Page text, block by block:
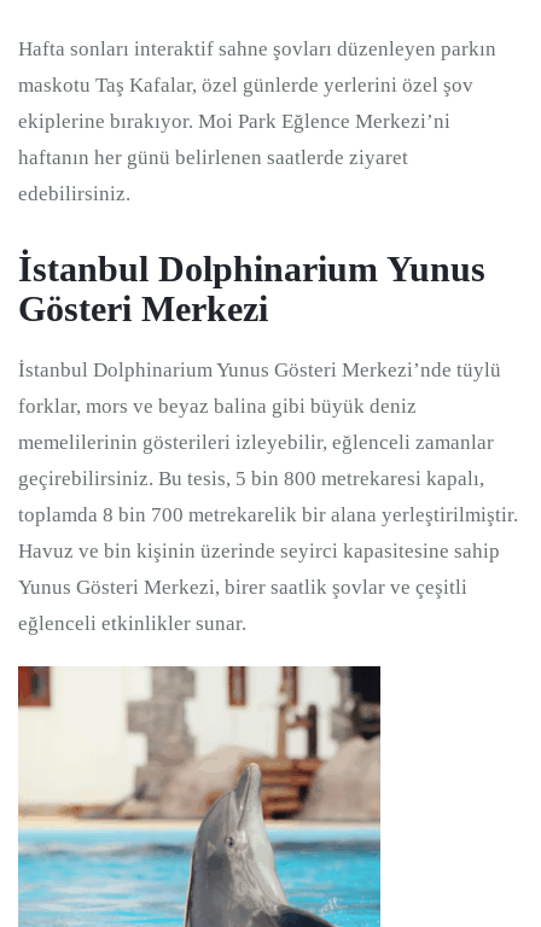
Hafta sonları interaktif sahne şovları düzenleyen parkın
maskotu Taş Kafalar, özel günlerde yerlerini özel şov
ekiplerine bırakıyor. Moi Park Eğlence Merkezi’ni
haftanın her günü belirlenen saatlerde ziyaret
edebilirsiniz.
İstanbul Dolphinarium Yunus
Gösteri Merkezi
İstanbul Dolphinarium Yunus Gösteri Merkezi’nde tüylü
forklar, mors ve beyaz balina gibi büyük deniz
memelilerinin gösterileri izleyebilir, eğlenceli zamanlar
geçirebilirsiniz. Bu tesis, 5 bin 800 metrekaresi kapalı,
toplamda 8 bin 700 metrekarelik bir alana yerleştirilmiştir.
Havuz ve bin kişinin üzerinde seyirci kapasitesine sahip
Yunus Gösteri Merkezi, birer saatlik şovlar ve çeşitli
eğlenceli etkinlikler sunar.